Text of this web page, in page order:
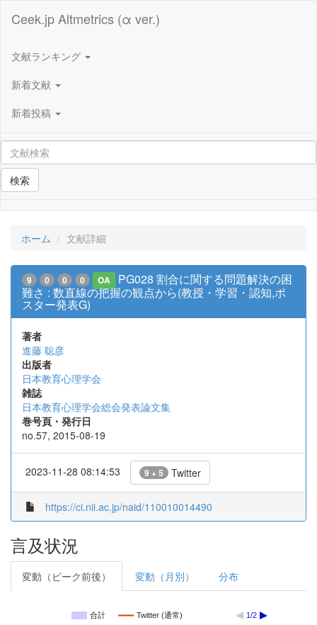
Ceek.jp Altmetrics (α ver.)
文献ランキング
新着文献
新着投稿
検索
ホーム 文献詳細
9 0 0 0 OA
PG028 割合に関する問題解決の困
難さ : 数直線の把握の観点から(教授・学習・認知,ポ
スター発表G)
著者
進藤 聡彦
出版者
日本教育心理学会
雑誌
日本教育心理学会総会発表論文集
巻号頁・発行日
no.57, 2015-08-19
2023-11-28 08:14:53 9 + 5 Twitter
https://ci.nii.ac.jp/naid/110010014490
言及状況
変動（ピーク前後） 変動（月別） 分布
合計 Twitter (通常) 1/2